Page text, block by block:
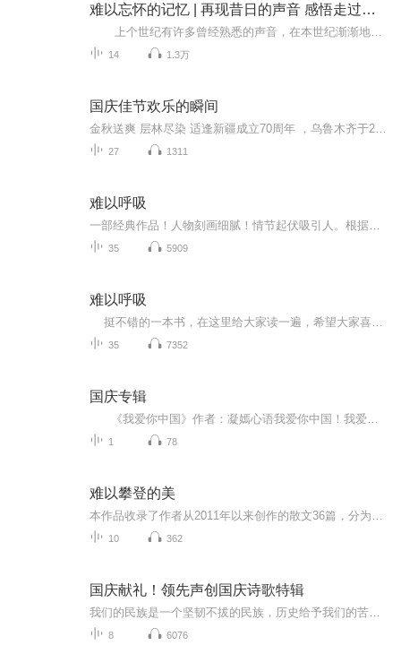
难以忘怀的记忆 | 再现昔日的声音 感悟走过的年代
14 1.3万
国庆佳节欢乐的瞬间
27 1311
难以呼吸
35 5909
难以呼吸
35 7352
国庆专辑
1 78
难以攀登的美
10 362
国庆献礼！领先声创国庆诗歌特辑
8 6076